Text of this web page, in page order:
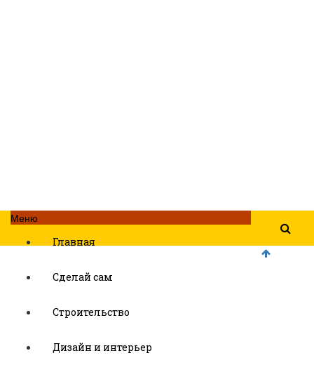
Меню
Главная
Сделай сам
Строительство
Дизайн и интерьер